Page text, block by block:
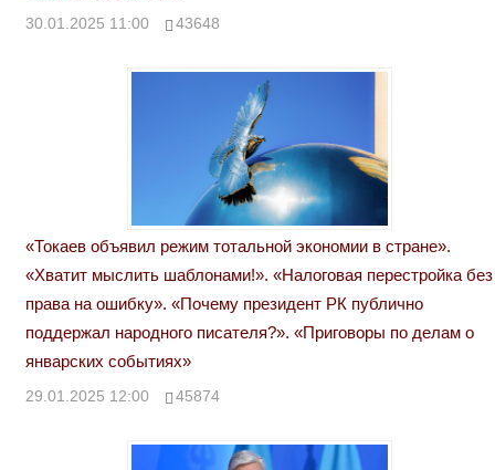
30.01.2025 11:00 43648
«Токаев объявил режим тотальной экономии в стране».
«Хватит мыслить шаблонами!». «Налоговая перестройка без
права на ошибку». «Почему президент РК публично
поддержал народного писателя?». «Приговоры по делам о
январских событиях»
29.01.2025 12:00 45874